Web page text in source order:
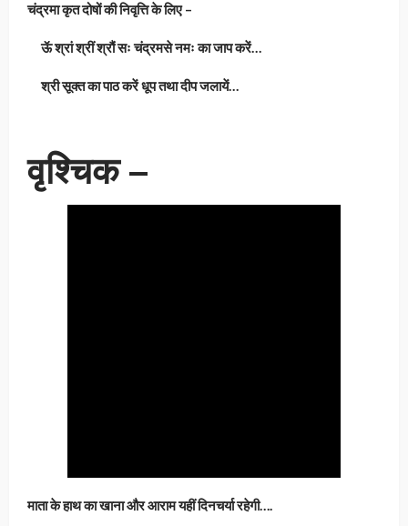
चंद्रमा कृत दोषों की निवृत्ति के लिए –
ऊॅ श्रां श्रीं श्रौं सः चंद्रमसे नमः का जाप करें…
श्री सूक्त का पाठ करें धूप तथा दीप जलायें…
वृश्चिक –
माता के हाथ का खाना और आराम यहीं दिनचर्या रहेगी….